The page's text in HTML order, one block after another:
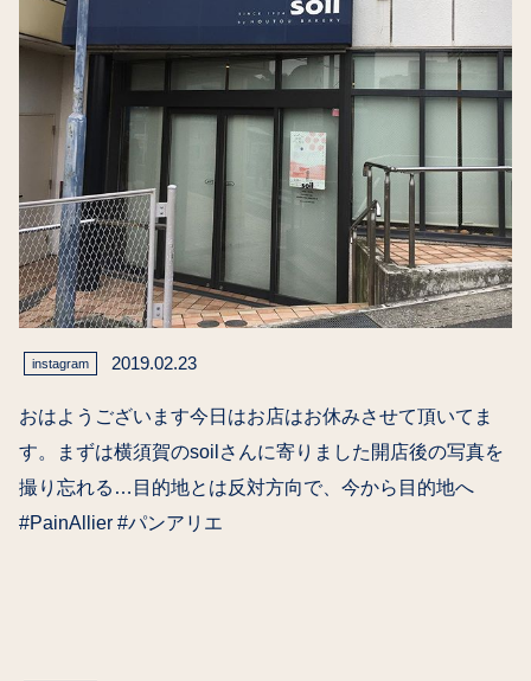
instagram 2019.02.23
おはようございます今日はお店はお休みさせて頂いてま
す。まずは横須賀のsoilさんに寄りました開店後の写真を
撮り忘れる…目的地とは反対方向で、今から目的地へ
#PainAllier #パンアリエ